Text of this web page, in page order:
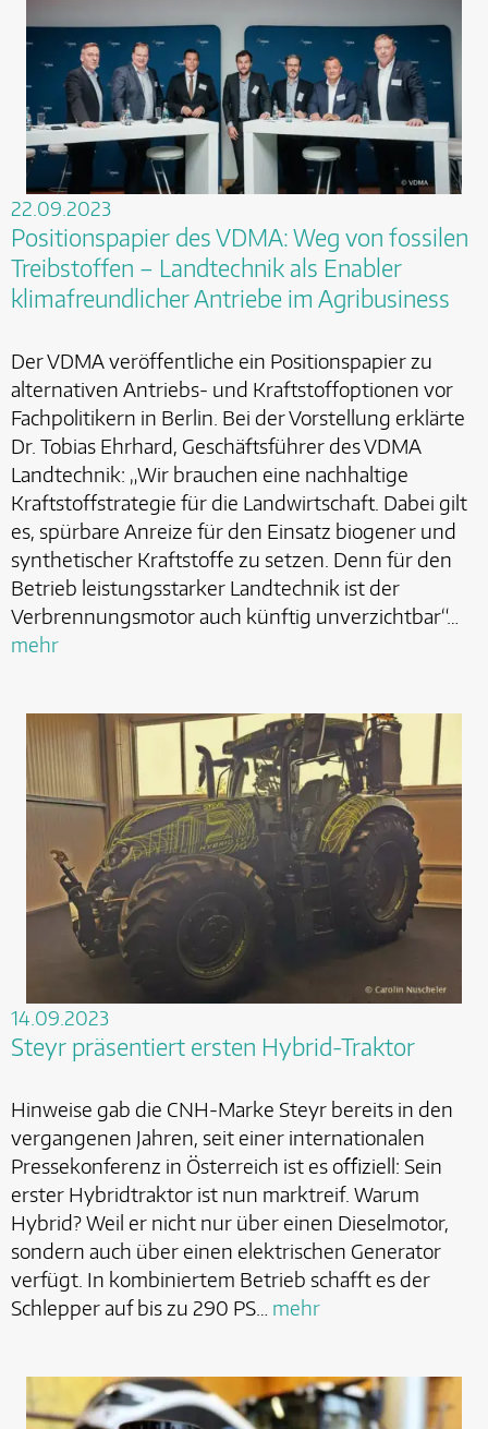
22.09.2023
Positionspapier des VDMA: Weg von fossilen
Treibstoffen – Landtechnik als Enabler
klimafreundlicher Antriebe im Agribusiness
Der VDMA veröffentliche ein Positionspapier zu
alternativen Antriebs- und Kraftstoffoptionen vor
Fachpolitikern in Berlin. Bei der Vorstellung erklärte
Dr. Tobias Ehrhard, Geschäftsführer des VDMA
Landtechnik: „Wir brauchen eine nachhaltige
Kraftstoffstrategie für die Landwirtschaft. Dabei gilt
es, spürbare Anreize für den Einsatz biogener und
synthetischer Kraftstoffe zu setzen. Denn für den
Betrieb leistungsstarker Landtechnik ist der
Verbrennungsmotor auch künftig unverzichtbar“…
mehr
14.09.2023
Steyr präsentiert ersten Hybrid-Traktor
Hinweise gab die CNH-Marke Steyr bereits in den
vergangenen Jahren, seit einer internationalen
Pressekonferenz in Österreich ist es offiziell: Sein
erster Hybridtraktor ist nun marktreif. Warum
Hybrid? Weil er nicht nur über einen Dieselmotor,
sondern auch über einen elektrischen Generator
verfügt. In kombiniertem Betrieb schafft es der
Schlepper auf bis zu 290 PS… mehr